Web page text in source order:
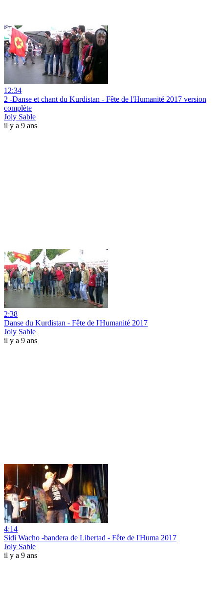
12:34
2 -Danse et chant du Kurdistan - Fête de l'Humanité 2017 version
complète
Joly Sable
il y a 9 ans
2:38
Danse du Kurdistan - Fête de l'Humanité 2017
Joly Sable
il y a 9 ans
4:14
Sidi Wacho -bandera de Libertad - Fête de l'Huma 2017
Joly Sable
il y a 9 ans